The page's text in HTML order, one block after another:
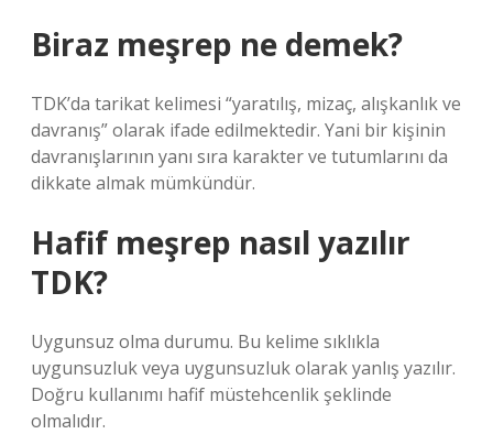
Biraz meşrep ne demek?
TDK’da tarikat kelimesi “yaratılış, mizaç, alışkanlık ve
davranış” olarak ifade edilmektedir. Yani bir kişinin
davranışlarının yanı sıra karakter ve tutumlarını da
dikkate almak mümkündür.
Hafif meşrep nasıl yazılır
TDK?
Uygunsuz olma durumu. Bu kelime sıklıkla
uygunsuzluk veya uygunsuzluk olarak yanlış yazılır.
Doğru kullanımı hafif müstehcenlik şeklinde
olmalıdır.